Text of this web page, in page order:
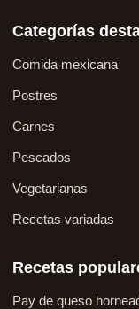
Categorías
Comida mexicana
Postres
Carnes
Pescados
Vegetarianas
Recetas variadas
Recetas
Pay de queso